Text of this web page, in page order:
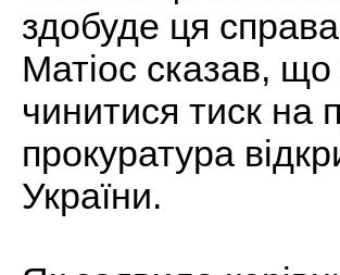
здобуде ця
Матіос сказав,
чинитися тиск на
прокуратура
України.